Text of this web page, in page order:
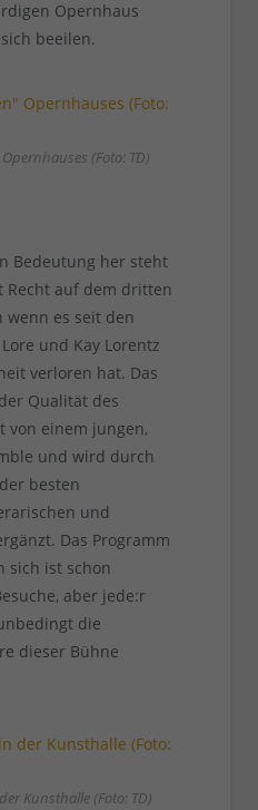
Opernhaus
beeilen.
(Foto: TD)
Bedeutung her steht
Recht auf dem dritten
wenn es seit den
und Kay Lorentz
verloren hat. Das
Qualität des
von einem jungen,
und wird durch
besten
und
Das Programm
sich ist schon
aber jede:r
die
dieser Bühne
Kunsthalle (Foto: TD)